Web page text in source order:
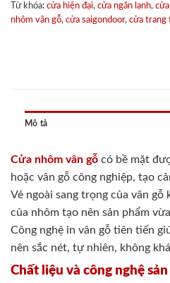
Từ khóa: cửa hiện đại, cửa ngăn lạnh,
nhôm vân gỗ, cửa saigondoor, cửa trang
Mô tả
Cửa nhôm vân gỗ có bề mặt
hoặc vân gỗ công nghiệp, tạo
Vẻ ngoài sang trọng của vân
của nhôm tạo nên sản phẩm
Công nghệ in vân gỗ tiên tiến
nên sắc nét, tự nhiên, không
Chất liệu và công nghệ